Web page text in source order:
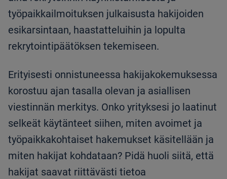
työpaikkailmoituksen julkaisusta hakijoiden
esikarsintaan, haastatteluihin ja lopulta
rekrytointipäätöksen tekemiseen.
Erityisesti onnistuneessa hakijakokemuksessa
korostuu ajan tasalla olevan ja asiallisen
viestinnän merkitys. Onko yrityksesi jo laatinut
selkeät käytänteet siihen, miten avoimet ja
työpaikkakohtaiset hakemukset käsitellään ja
miten hakijat kohdataan? Pidä huoli siitä, että
hakijat saavat riittävästi tietoa